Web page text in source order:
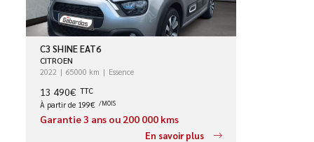
C3 SHINE EAT6
CITROEN
2022 65000 km Essence
13 490€ TTC
À partir de 199€ /MOIS
Garantie 3 ans ou 200 000 kms
En savoir plus